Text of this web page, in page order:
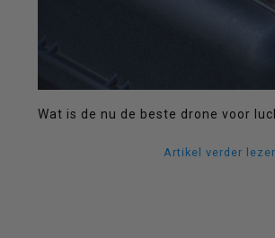
beschikbaar
Wat is de nu de beste drone voor
Artikel verder